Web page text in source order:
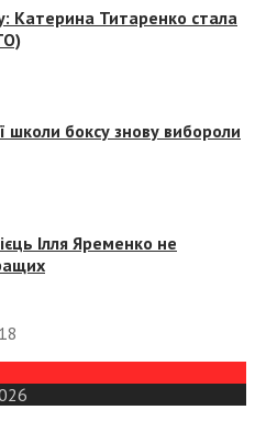
Катерина Титаренко стала
школи боксу знову вибороли
Ілля Яременко не
18